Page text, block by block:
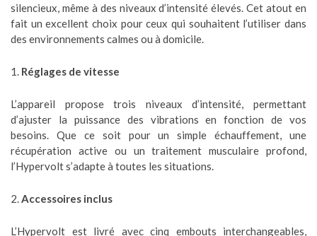
silencieux, même à des niveaux d’intensité élevés. Cet atout en
fait un excellent choix pour ceux qui souhaitent l’utiliser dans
des environnements calmes ou à domicile.
1. Réglages de vitesse
L’appareil propose trois niveaux d’intensité, permettant
d’ajuster la puissance des vibrations en fonction de vos
besoins. Que ce soit pour un simple échauffement, une
récupération active ou un traitement musculaire profond,
l’Hypervolt s’adapte à toutes les situations.
2.Accessoires inclus
L’Hypervolt est livré avec cinq embouts interchangeables,